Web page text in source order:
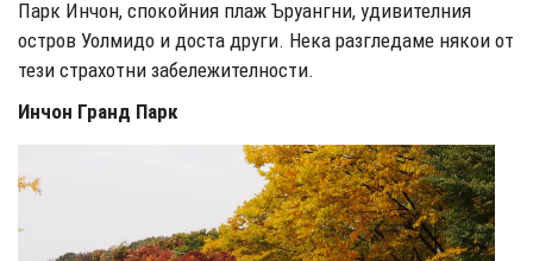
Парк Инчон, спокойния плаж Ъруангни, удивителния
остров Уолмидо и доста други. Нека разгледаме някои от
тези страхотни забележителности.
Инчон Гранд Парк